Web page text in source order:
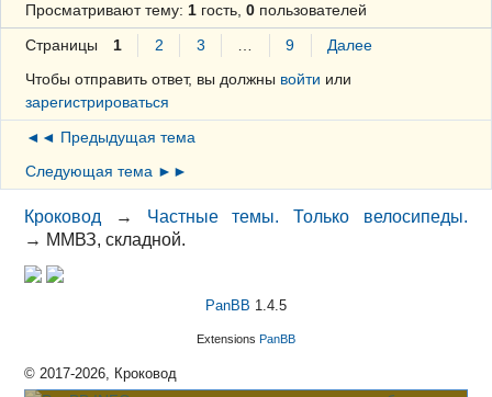
Просматривают тему: 1гость, 0пользователей
Страницы 1 2 3 9
Далее
Чтобы отправить ответ, вы должны войти или
зарегистрироваться
◄◄ Предыдущая тема
Следующая тема ►►
Кроковод → Частные темы. Только велосипеды.
→ ММВЗ, складной.
PanBB 1.4.5
Extensions PanBB
© 2017-2026, Кроковод